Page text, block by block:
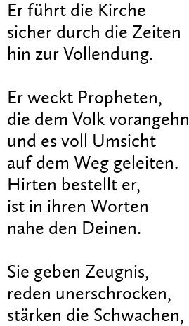
Er führt die Kirche
sicher durch die Zeiten
hin zur Vollendung.
Er weckt Propheten,
die dem Volk vorangehn
und es voll Umsicht
auf dem Weg geleiten.
Hirten bestellt er,
ist in ihren Worten
nahe den Deinen.
Sie geben Zeugnis,
reden unerschrocken,
stärken die Schwachen,